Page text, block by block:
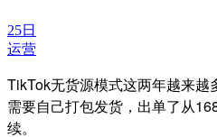
25日
运营
TikTok无货源模式这两年越来
需要自己打包发货，出单了从
续。